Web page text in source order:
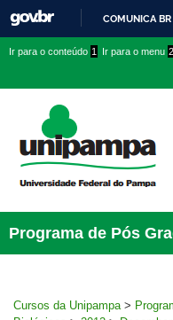
COMUNICA BR
conteúdo
menu
superior
menu
Ir para o conteúdo 1 Ir para o menu 2
Cursos da Unipampa >